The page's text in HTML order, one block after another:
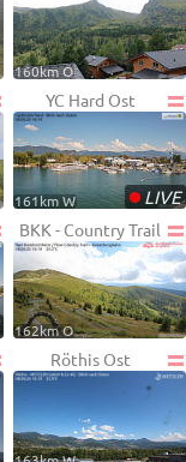
160km O
YC Hard Ost
•LIVE
161km W
BKK - Country Trail
162km O
Röthis Ost